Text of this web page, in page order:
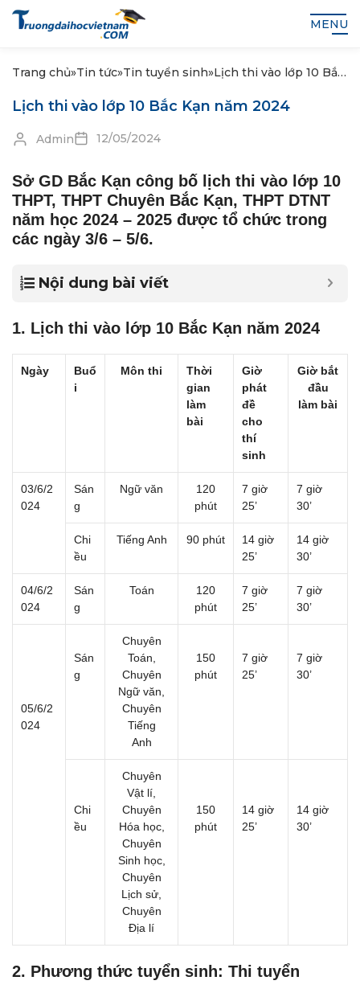
MENU
Trang chủ»Tin tức»Tin tuyển sinh»Lịch thi vào lớp 10 Bắc
Lịch thi vào lớp 10 Bắc Kạn năm 2024
Admin 12/05/2024
Sở GD Bắc Kạn công bố lịch thi vào lớp 10
THPT, THPT Chuyên Bắc Kạn, THPT DTNT
năm học 2024 – 2025 được tổ chức trong
các ngày 3/6 – 5/6.
Nội dung bài viết
1. Lịch thi vào lớp 10 Bắc Kạn năm 2024
Ngày
Buổ
i
Môn thi
Thời
gian
làm
bài
Giờ
phát
đề
cho
thí
sinh
Giờ bắt
đầu
làm bài
03/6/2
024
Sán
g
Ngữ văn
120
phút
7 giờ
25’
7 giờ
30’
Chi
ều
Tiếng Anh 90 phút
14 giờ
25’
14 giờ
30’
04/6/2
024
Sán
g
Toán
120
phút
7 giờ
25’
7 giờ
30’
05/6/2
024
Sán
g
Chuyên
Toán,
Chuyên
Ngữ văn,
Chuyên
Tiếng
Anh
150
phút
7 giờ
25’
7 giờ
30’
Chi
ều
Chuyên
Vật lí,
Chuyên
Hóa học,
Chuyên
Sinh học,
Chuyên
Lịch sử,
Chuyên
Địa lí
150
phút
14 giờ
25’
14 giờ
30’
2. Phương thức tuyển sinh: Thi tuyển